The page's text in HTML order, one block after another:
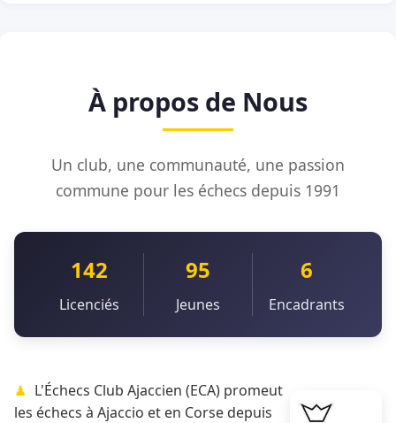
À propos de Nous
Un club, une communauté, une passion
commune pour les échecs depuis 1991
142
Licenciés
95
Jeunes
6
Encadrants
L'Échecs Club Ajaccien (ECA) promeut
les échecs à Ajaccio et en Corse depuis